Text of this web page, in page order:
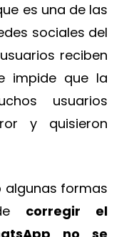
es una de las
sociales del
reciben
impide que la
usuarios
y quisieron
algunas formas
corregir el